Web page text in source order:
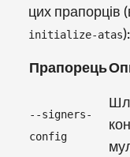
цих прапорців
initialize-atas):
Прапорець
--signers-
config